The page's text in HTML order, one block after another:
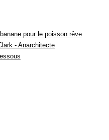
pour le poisson rêve
- Anarchitecte